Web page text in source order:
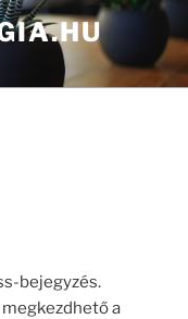
bejegyzés.
a